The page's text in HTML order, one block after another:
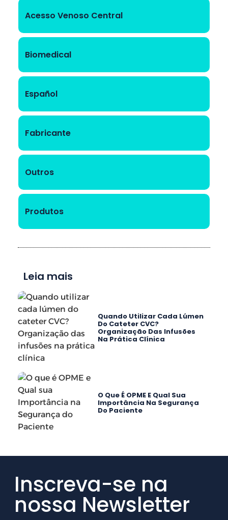
Acesso Venoso Central
Biomedical
Español
Fabricante
Outros
Produtos
Leia mais
Quando Utilizar Cada Lúmen
Do Cateter CVC?
Organização Das Infusões
Na Prática Clínica
O Que É OPME E Qual Sua
Importância Na Segurança
Do Paciente
Inscreva-se na
nossa Newsletter